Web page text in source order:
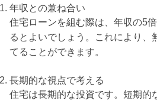
年収との兼ね合い
住宅ローンを組む際は、年収の5
るとよいでしょう 。これにより、
てることができます。
長期的な視点で考える
住宅は長期的な投資です。短期的